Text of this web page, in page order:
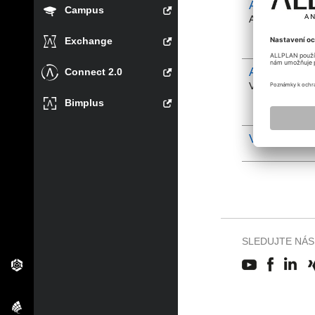
Campus
Exchange
Connect 2.0
Bimplus
Allplan
Allplan
Vše k tvaru,
Vše okolo
SLEDUJTE